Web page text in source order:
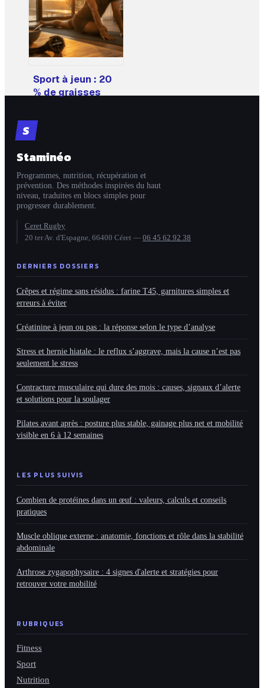
Sport à jeun : 20
% de graisses
3 réflexes pour
éviter le malaise
S
Staminéo
Programmes, nutrition, récupération et
prévention. Des méthodes inspirées du haut
niveau, traduites en blocs simples pour
progresser durablement.
Ceret Rugby
20 ter Av. d'Espagne, 66400 Céret — 06 45 62 92 38
DERNIERS DOSSIERS
Crêpes et régime sans résidus : farine T45, garnitures simples et
erreurs à éviter
Créatinine à jeun ou pas : la réponse selon le type d’analyse
Stress et hernie hiatale : le reflux s’aggrave, mais la cause n’est pas
seulement le stress
Contracture musculaire qui dure des mois : causes, signaux d’alerte
et solutions pour la soulager
Pilates avant après : posture plus stable, gainage plus net et mobilité
visible en 6 à 12 semaines
LES PLUS SUIVIS
Combien de protéines dans un œuf : valeurs, calculs et conseils
pratiques
Muscle oblique externe : anatomie, fonctions et rôle dans la stabilité
abdominale
Arthrose zygapophysaire : 4 signes d'alerte et stratégies pour
retrouver votre mobilité
RUBRIQUES
Fitness
Sport
Nutrition